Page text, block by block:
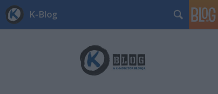
K-Blog